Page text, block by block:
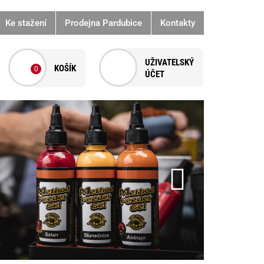
Ke stažení Prodejna Pardubice Kontakty
0